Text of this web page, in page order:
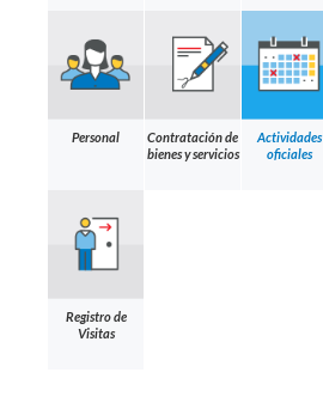
Personal
Contratación de
bienes y servicios
Actividades
oficiales
Registro de
Visitas